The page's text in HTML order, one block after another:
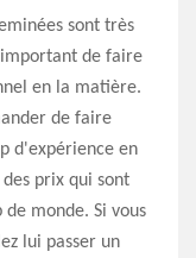
sont très
de faire
en la matière.
de faire
d'expérience en
prix qui sont
de monde. Si vous
lui passer un